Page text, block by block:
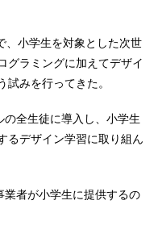
、小学生を対象とした次世
グラミングに加えてデザイ
試みを行ってきた。
全生徒に導入し、小学生
るデザイン学習に取り組ん
者が小学生に提供するの